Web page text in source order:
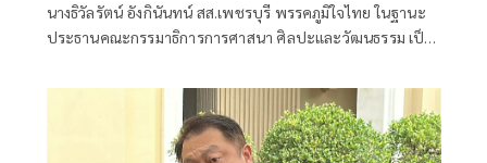
นานาชาติ
นางธิวัลรัตน์ อังกินันทน์ สส.เพชรบุรี พรรคภูมิใจไทย ในฐานะ
ประธานคณะกรรมาธิการการศาสนา ศิลปะและวัฒนธรรม เป็น
ณ โรงเรียนราชประชานุเคราะห์ 47 จังหวัดเพชรบุรี ร่วมกับ
สมาคมสยามยุทธกีฬาพื้นเมืองไทย ตลอดจนทุกภาคส่วน ที่ร่วม
แรงร่วมใจจัดเวทีแห่งการเรียนรู้ เพื่อแลกเปลี่ยนองค์ความรู้และ